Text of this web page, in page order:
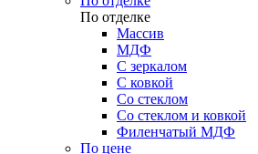
По отделке
Массив
МДФ
С зеркалом
С ковкой
Со стеклом
Со стеклом и ковкой
Филенчатый МДФ
По цене